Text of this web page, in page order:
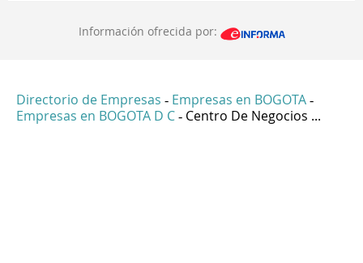
Información ofrecida por:
Directorio de Empresas - Empresas en BOGOTA -
Empresas en BOGOTA D C - Centro De Negocios ...